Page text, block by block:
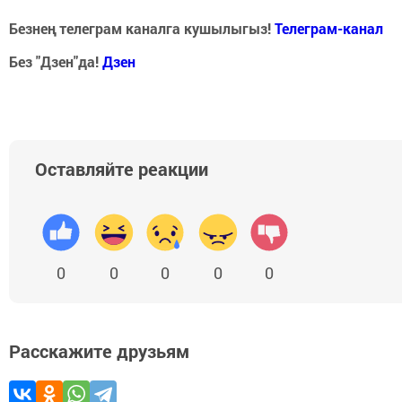
Безнең телеграм каналга кушылыгыз!Телеграм-канал
Без "Дзен"да!Дзен
Оставляйте реакции
0 0 0 0 0
Расскажите друзьям